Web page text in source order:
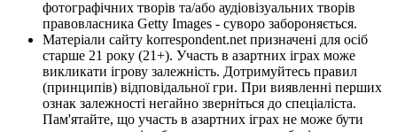
фотографічних творів та/або аудіовізуальних творів
правовласника Getty Images - суворо забороняється.
Матеріали сайту korrespondent.net призначені для осіб
старше 21 року (21+). Участь в азартних іграх може
викликати ігрову залежність. Дотримуйтесь правил
(принципів) відповідальної гри. При виявленні перших
ознак залежності негайно зверніться до спеціаліста.
Пам'ятайте, що участь в азартних іграх не може бути